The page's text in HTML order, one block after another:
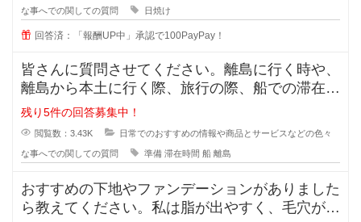
な事へでの関しての質問 日焼け
回答済：「報酬UP中」承認で100PayPay！
皆さんに質問させてください。離島に行く時や、
離島から本土に行く際、旅行の際、船での滞在時
間が3時間ほどと長い場合、小さい
残り5件の回答募集中！
閲覧数：3.43K 日常でのおすすめの情報や商品とサービスなどの色々
な事へでの関しての質問 準備 滞在時間 船 離島
おすすめの下地やファンデーションがありました
ら教えてください。私は脂が出やすく、毛穴が目